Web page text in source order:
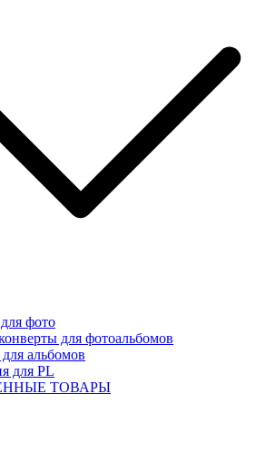
фото
для фотоальбомов
альбомов
для PL
ТОВАРЫ